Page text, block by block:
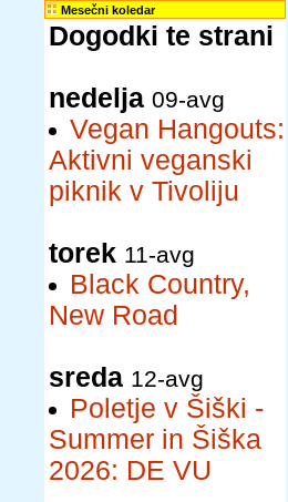
Mesečni koledar
Dogodki te strani
nedelja 09-avg
Vegan Hangouts:
Aktivni veganski
piknik v Tivoliju
torek 11-avg
Black Country,
New Road
sreda 12-avg
Poletje v Šiški -
Summer in Šiška
2026: DE VU